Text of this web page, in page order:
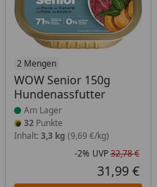
Preis
2 Mengen
WOW Senior 150g
Hundenassfutter
Produkt am Lager
Am Lager
32Punkte
Inhalt: 3,3 kg (9,69 €/kg)
-2% UVP32,78 €
31,99 €